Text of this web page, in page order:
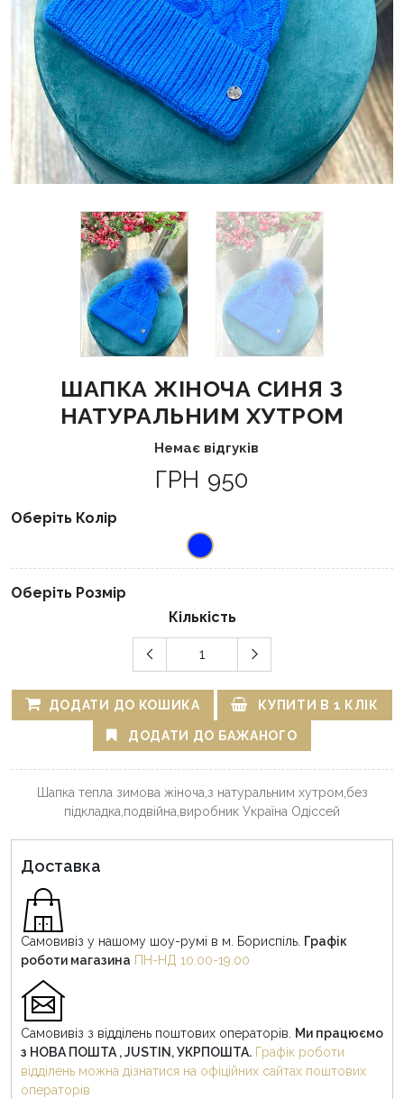
ШАПКА ЖІНОЧА СИНЯ З
НАТУРАЛЬНИМ ХУТРОМ
Немає відгуків
ГРН 950
Оберіть Колір
Оберіть Розмір
Кількість
ДОДАТИ ДО КОШИКА КУПИТИ В 1 КЛІК
ДОДАТИ ДО БАЖАНОГО
Шапка тепла зимова жіноча,з натуральним хутром,без
підкладка,подвійна,виробник Україна Одіссей
Доставка
Самовивіз у нашому шоу-румі в м. Бориспіль. Графік
роботи магазина ПН-НД 10.00-19.00
Самовивіз з відділень поштових операторів. Ми працюємо
з НОВА ПОШТА , JUSTIN, УКРПОШТА. Графік роботи
відділень можна дізнатися на офіційних сайтах поштових
операторів